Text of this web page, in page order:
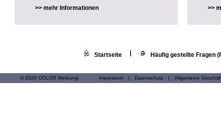
>> mehr Informationen >>
Startseite Häufig gestellte Fragen
© 2026 COLOR Werbung Impressum | Datenschutz | Allgemeine